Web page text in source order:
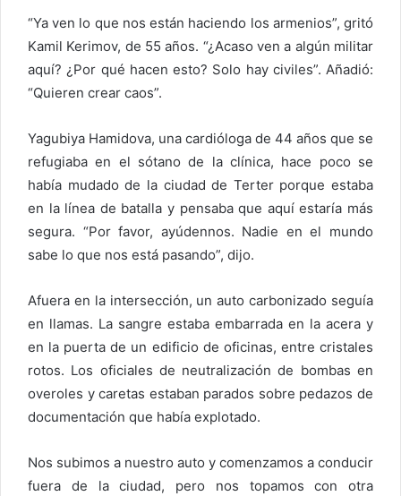
“Ya ven lo que nos están haciendo los armenios”, gritó
Kamil Kerimov, de 55 años. “¿Acaso ven a algún militar
aquí? ¿Por qué hacen esto? Solo hay civiles”. Añadió:
“Quieren crear caos”.
Yagubiya Hamidova, una cardióloga de 44 años que se
refugiaba en el sótano de la clínica, hace poco se
había mudado de la ciudad de Terter porque estaba
en la línea de batalla y pensaba que aquí estaría más
segura. “Por favor, ayúdennos. Nadie en el mundo
sabe lo que nos está pasando”, dijo.
Afuera en la intersección, un auto carbonizado seguía
en llamas. La sangre estaba embarrada en la acera y
en la puerta de un edificio de oficinas, entre cristales
rotos. Los oficiales de neutralización de bombas en
overoles y caretas estaban parados sobre pedazos de
documentación que había explotado.
Nos subimos a nuestro auto y comenzamos a conducir
fuera de la ciudad, pero nos topamos con otra